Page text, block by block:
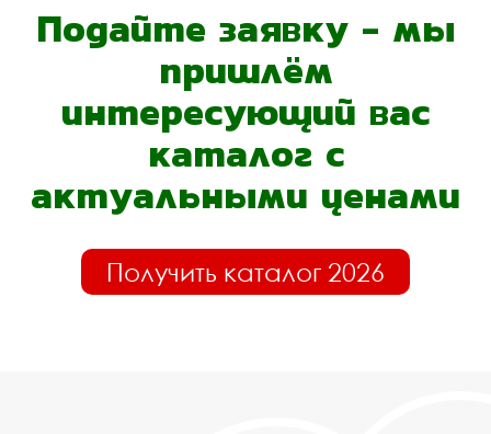
Подайте заявку - мы
пришлём
интересующий вас
каталог с
актуальными ценами
Получить каталог 2026